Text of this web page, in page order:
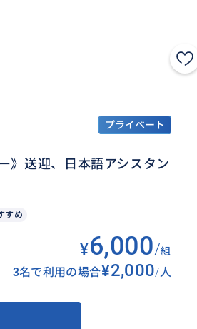
プライベート
》送迎、日本語アシスタン
すめ
¥6,000/組
3名で利用の場合 ¥2,000/人